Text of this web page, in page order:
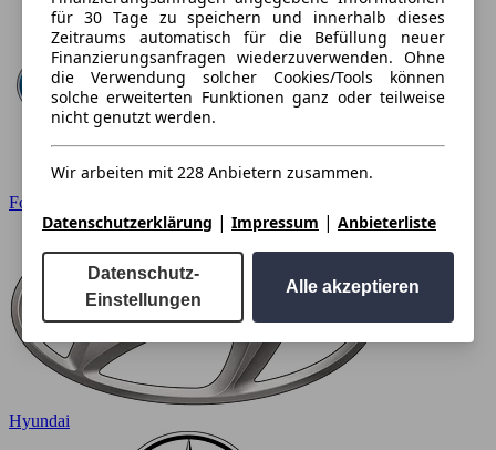
Ford
Hyundai
für 30 Tage zu speichern und innerhalb dieses
Zeitraums automatisch für die Befüllung neuer
Finanzierungsanfragen wiederzuverwenden. Ohne
die Verwendung solcher Cookies/Tools können
solche erweiterten Funktionen ganz oder teilweise
nicht genutzt werden.
Wir arbeiten mit 228 Anbietern zusammen.
Datenschutzerklärung | Impressum | Anbieterliste
Datenschutz-
Einstellungen
Alle akzeptieren